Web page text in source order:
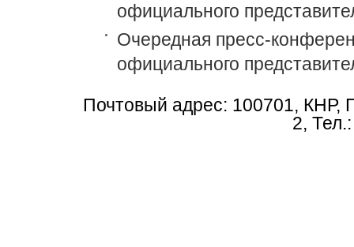
официального
Очередная пресс-
официального
Почтовый адрес: 100701, КНР,
2,